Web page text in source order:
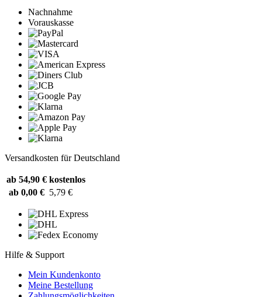
Nachnahme
Vorauskasse
Versandkosten für Deutschland
ab 54,90 € kostenlos
ab 0,00 € 5,79 €
Hilfe & Support
Mein Kundenkonto
Meine Bestellung